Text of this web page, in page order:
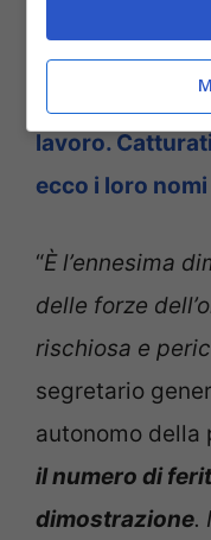
PER
Legrottaglie, il
rapinatore: era
lavoro.
ecco i loro nomi
“È l’ennesima
delle forze
rischiosa e
segretario
autonomo della
il numero di
dimostrazione.